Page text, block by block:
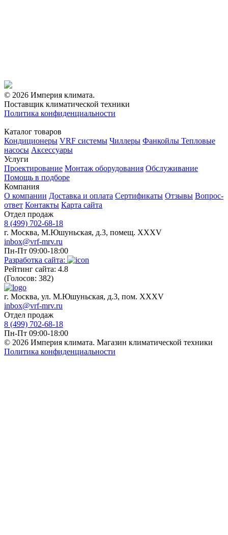
© 2026 Империя климата.
Поставщик климатической техники
Политика конфиденциальности
Каталог товаров
Кондиционеры VRF системы Чиллеры Фанкойлы Тепловые
насосы Аксессуары
Услуги
Проектирование Монтаж оборудования Обслуживание
Помощь в подборе
Компания
О компании Доставка и оплата Сертификаты Отзывы Вопрос-
ответ Контакты Карта сайта
Отдел продаж
8 (499) 702-68-18
г. Москва, М.Юшуньская, д.3, помещ. XXXV
inbox@vrf-mrv.ru
Пн-Пт 09:00-18:00
Разработка сайта:
Рейтинг сайта: 4.8
(Голосов: 382)
г. Москва, ул. М.Юшуньская, д.3, пом. XXXV
inbox@vrf-mrv.ru
Отдел продаж
8 (499) 702-68-18
Пн-Пт 09:00-18:00
© 2026 Империя климата. Магазин климатической техники
Политика конфиденциальности